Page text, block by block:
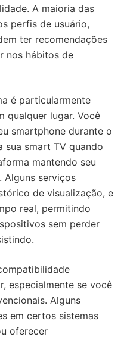
A maioria das
perfis de usuário,
ter recomendações
nos hábitos de
é particularmente
qualquer lugar. Você
smartphone durante o
sua smart TV quando
mantendo seu
Alguns serviços
de visualização, e
real, permitindo
sem perder
especialmente se você
Alguns
em certos sistemas
oferecer